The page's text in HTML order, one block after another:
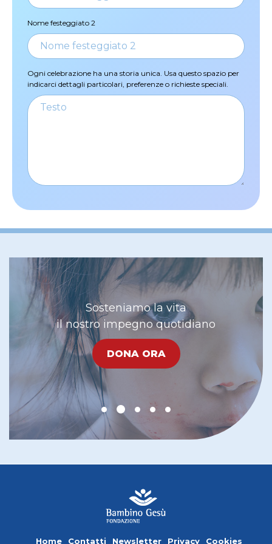
Nome festeggiato 2
Ogni celebrazione ha una storia unica. Usa questo spazio per
indicarci dettagli particolari, preferenze o richieste speciali.
Sosteniamo la vita
il nostro impegno quotidiano
DONA ORA
Home Contatti Newsletter Privacy Cookies